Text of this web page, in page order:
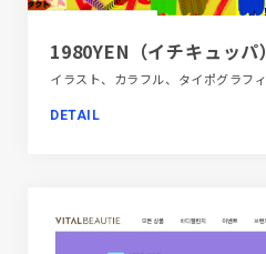
1980YEN（イチキュッパ）
DETAIL